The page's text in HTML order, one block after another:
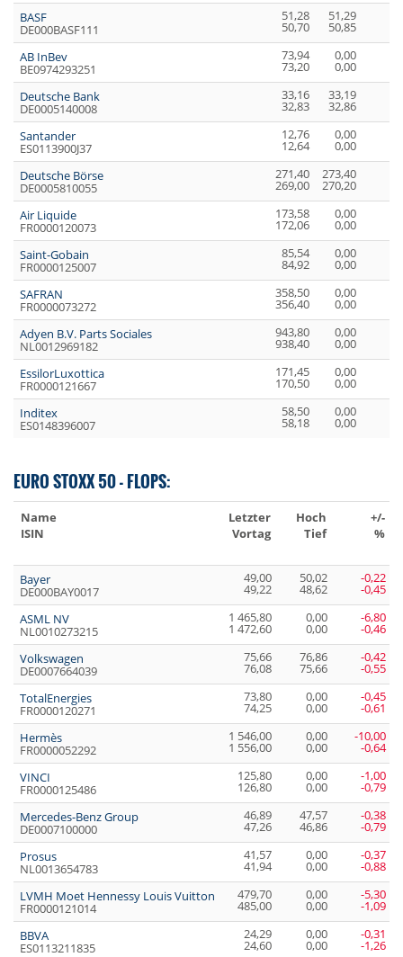
BASF
DE000BASF111
51,28
50,70
51,29
50,85
AB InBev
BE0974293251
73,94
73,20
0,00
0,00
Deutsche Bank
DE0005140008
33,16
32,83
33,19
32,86
Santander
ES0113900J37
12,76
12,64
0,00
0,00
Deutsche Börse
DE0005810055
271,40
269,00
273,40
270,20
Air Liquide
FR0000120073
173,58
172,06
0,00
0,00
Saint-Gobain
FR0000125007
85,54
84,92
0,00
0,00
SAFRAN
FR0000073272
358,50
356,40
0,00
0,00
Adyen B.V. Parts Sociales
NL0012969182
943,80
938,40
0,00
0,00
EssilorLuxottica
FR0000121667
171,45
170,50
0,00
0,00
Inditex
ES0148396007
58,50
58,18
0,00
0,00
EURO STOXX 50 - FLOPS:
Name
ISIN
Letzter
Vortag
Hoch
Tief
+/-
%
Bayer
DE000BAY0017
49,00
49,22
50,02
48,62
-0,22
-0,45
ASML NV
NL0010273215
1 465,80
1 472,60
0,00
0,00
-6,80
-0,46
Volkswagen
DE0007664039
75,66
76,08
76,86
75,66
-0,42
-0,55
TotalEnergies
FR0000120271
73,80
74,25
0,00
0,00
-0,45
-0,61
Hermès
FR0000052292
1 546,00
1 556,00
0,00
0,00
-10,00
-0,64
VINCI
FR0000125486
125,80
126,80
0,00
0,00
-1,00
-0,79
Mercedes-Benz Group
DE0007100000
46,89
47,26
47,57
46,86
-0,38
-0,79
Prosus
NL0013654783
41,57
41,94
0,00
0,00
-0,37
-0,88
LVMH Moet Hennessy Louis Vuitton
FR0000121014
479,70
485,00
0,00
0,00
-5,30
-1,09
BBVA
ES0113211835
24,29
24,60
0,00
0,00
-0,31
-1,26